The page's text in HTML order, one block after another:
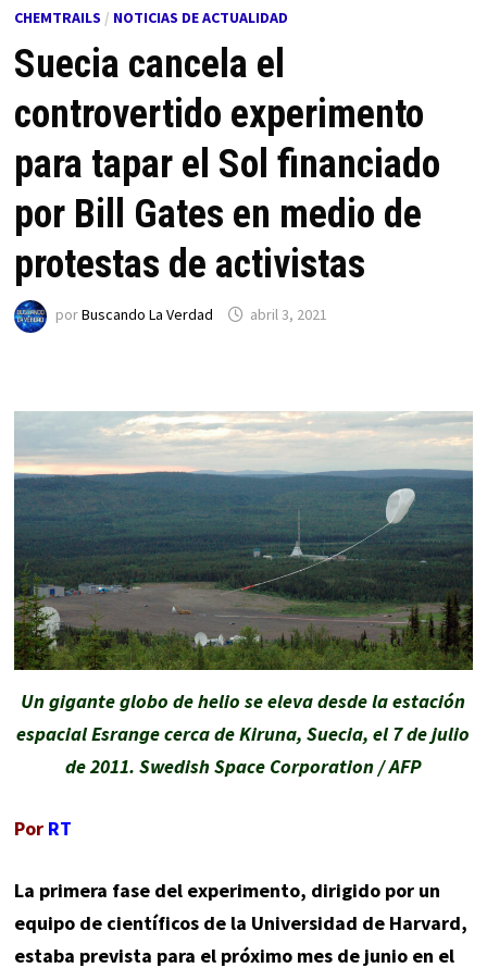
CHEMTRAILS / NOTICIAS DE ACTUALIDAD
Suecia cancela el
controvertido experimento
para tapar el Sol financiado
por Bill Gates en medio de
protestas de activistas
porBuscando La Verdad abril 3, 2021
Un gigante globo de helio se eleva desde la estación
espacial Esrange cerca de Kiruna, Suecia, el 7 de julio
de 2011. Swedish Space Corporation / AFP
Por RT
La primera fase del experimento, dirigido por un
equipo de científicos de la Universidad de Harvard,
estaba prevista para el próximo mes de junio en el